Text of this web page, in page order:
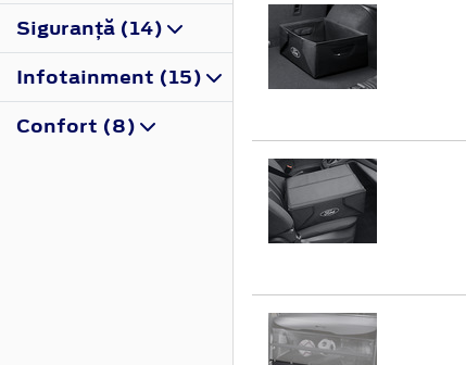
Siguranţă (14)
Infotainment (15)
Confort (8)